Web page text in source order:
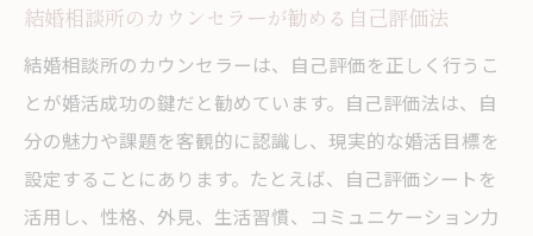
結婚相談所のカウンセラーが勧める自己評価法
結婚相談所のカウンセラーは、自己評価を正しく行うこ
とが婚活成功の鍵だと勧めています。自己評価法は、自
分の魅力や課題を客観的に認識し、現実的な婚活目標を
設定することにあります。たとえば、自己評価シートを
活用し、性格、外見、生活習慣、コミュニケーション力